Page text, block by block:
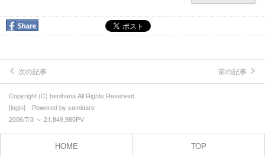
次の記事 前の記事
Copyright (C) benihana All Rights Reserved.
[login] Powered by samidare
2006/7/3 ～ 21,849,980PV
HOME TOP